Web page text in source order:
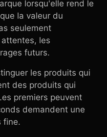
lorsqu'elle rend le
la valeur du
seulement
les
futurs.
les produits qui
des produits qui
premiers peuvent
demandent une
fine.